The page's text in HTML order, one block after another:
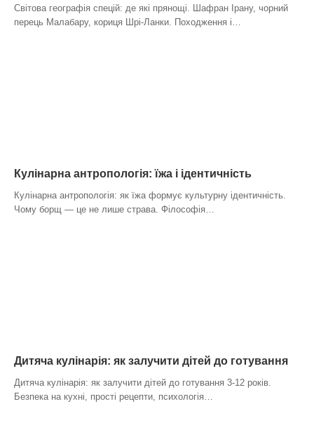
Світова географія спецій: де які прянощі. Шафран Ірану, чорний
перець Малабару, кориця Шрі-Ланки. Походження і…
Кулінарна антропологія: їжа і ідентичність
Кулінарна антропологія: як їжа формує культурну ідентичність.
Чому борщ — це не лише страва. Філософія…
Дитяча кулінарія: як залучити дітей до готування
Дитяча кулінарія: як залучити дітей до готування 3-12 років.
Безпека на кухні, прості рецепти, психологія…